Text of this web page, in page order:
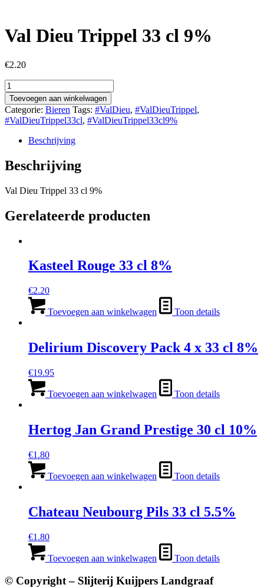
Val Dieu Trippel 33 cl 9%
€2.20
Val
Dieu
Trippel
33
cl
Toevoegen aan winkelwagen
Categorie: Bieren Tags: #ValDieu, #ValDieuTrippel,
#ValDieuTrippel33cl, #ValDieuTrippel33cl9%
Beschrijving
Beschrijving
Val Dieu Trippel 33 cl 9%
Gerelateerde producten
Kasteel Rouge 33 cl 8%
€2.20
Toevoegen aan winkelwagen Toon details
Delirium Discovery Pack 4 x 33 cl 8%
€19.95
Toevoegen aan winkelwagen Toon details
Hertog Jan Grand Prestige 30 cl 10%
€1.80
Toevoegen aan winkelwagen Toon details
Chateau Neubourg Pils 33 cl 5.5%
€1.80
Toevoegen aan winkelwagen Toon details
© Copyright – Slijterij Kuijpers Landgraaf